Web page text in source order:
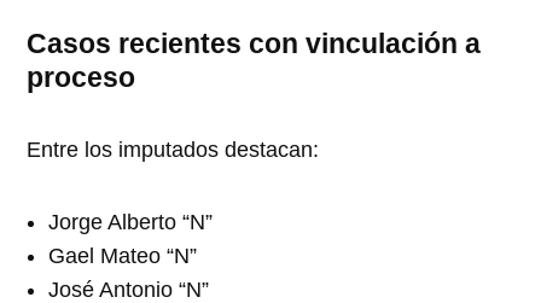
Casos recientes con vinculación a
proceso
Entre los imputados destacan:
Jorge Alberto “N”
Gael Mateo “N”
José Antonio “N”